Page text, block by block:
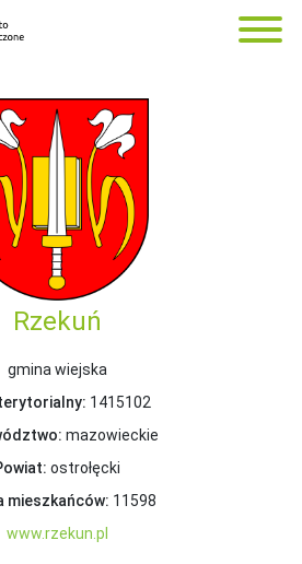
Rzekuń
gmina wiejska
1415102
mazowieckie
ostrołęcki
mieszkańców: 11598
www.rzekun.pl